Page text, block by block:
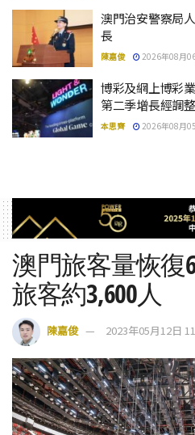
澳門治安警察局
長
陳嘉俊 2026年08月
博彩及網上博彩
第二季增長經調
本思齊 2026年08月
澳門旅客量恢復
旅客約3,600人
陳嘉俊 2023年05月12日